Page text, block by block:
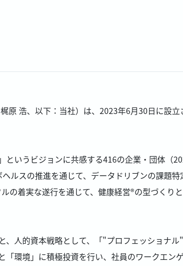
原 浩、以下：当社）は、2023年6月30日に設立
いうビジョンに共感する416の企業・団体（
ルスの推進を通じて、データドリブンの課題特
の着実な遂行を通じて、健康経営®の型づくり
、人的資本戦略として、「"プロフェッショナル
環境」に積極投資を行い、社員のワークエン